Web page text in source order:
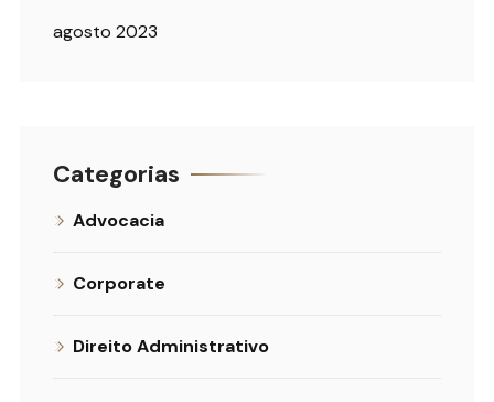
agosto 2023
Categorias
Advocacia
Corporate
Direito Administrativo